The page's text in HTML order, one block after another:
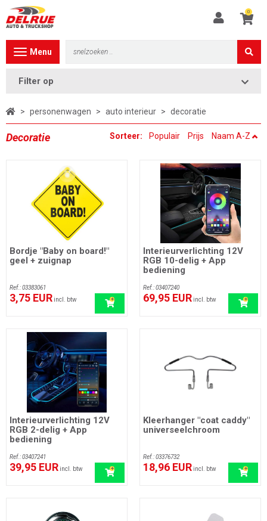
0
Toggle
Menu
Filter op
> personenwagen > auto interieur > decoratie
Decoratie Sorteer: Populair Prijs Naam A-Z
Bordje "Baby on board!"
geel + zuignap
Ref.: 03383061
3,75 EUR incl. btw
Interieurverlichting 12V
RGB 10-delig + App
bediening
Ref.: 03407240
69,95 EUR incl. btw
Interieurverlichting 12V
RGB 2-delig + App
bediening
Ref.: 03407241
39,95 EURincl. btw
Kleerhanger "coat caddy"
universeelchroom
Ref.: 03376732
18,96 EURincl. btw